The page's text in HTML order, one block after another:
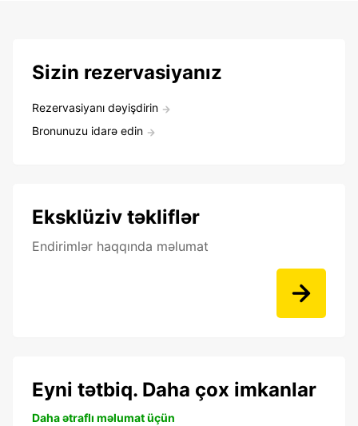
Sizin rezervasiyanız
Rezervasiyanı dəyişdirin
Bronunuzu idarə edin
Eksklüziv təkliflər
Endirimlər haqqında məlumat
Eyni tətbiq. Daha çox imkanlar
Daha ətraflı məlumat üçün